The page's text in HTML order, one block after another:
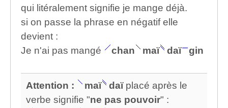
qui litéralement signifie je mange déjà.
si on passe la phrase en négatif elle
devient :
Je n'ai pas mangé
chan maï daï gin
Attention : maï daïplacé après le
verbe signifie "ne pas pouvoir" :